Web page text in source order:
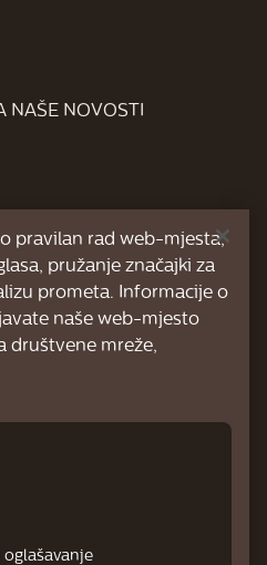
NAŠE NOVOSTI
pravilan rad web-mjesta,
pružanje značajki za
prometa. Informacije o
naše web-mjesto
društvene mreže,